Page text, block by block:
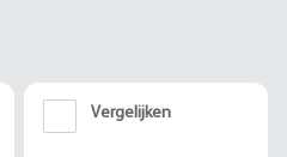
Vergelijken